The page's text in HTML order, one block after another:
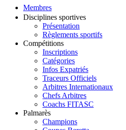
Membres
Disciplines sportives
Présentation
Règlements sportifs
Compétitions
Inscriptions
Catégories
Infos Expatriés
Traceurs Officiels
Arbitres Internationaux
Chefs Arbitres
Coachs FITASC
Palmarès
Champions